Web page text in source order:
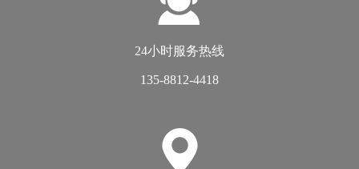
24小时服务热线
135-8812-4418